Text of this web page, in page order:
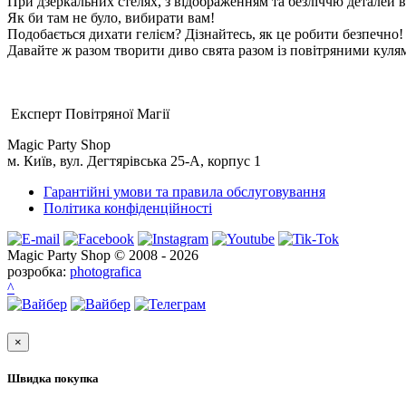
Як би там не було, вибирати вам!
Подобається дихати гелієм? Дізнайтесь, як це робити безпечно!
Давайте ж разом творити диво свята разом із повітряними
Експерт Повітряної Магії
Magic Party Shop
м. Київ, вул. Дегтярівська 25-А, корпус 1
Гарантійні умови та правила обслуговування
Політика конфіденційності
Magic Party Shop © 2008 - 2026
розробка: photografica
^
×
Швидка покупка